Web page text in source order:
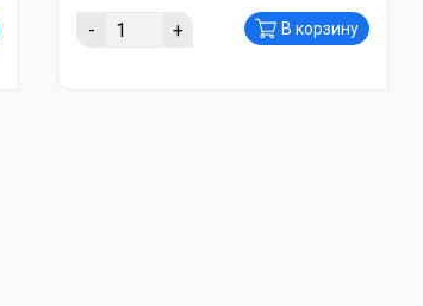
- + В корзину